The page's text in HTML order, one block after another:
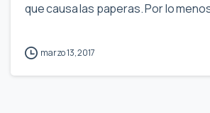
que causa las paperas. Por lo
marzo 13, 2017